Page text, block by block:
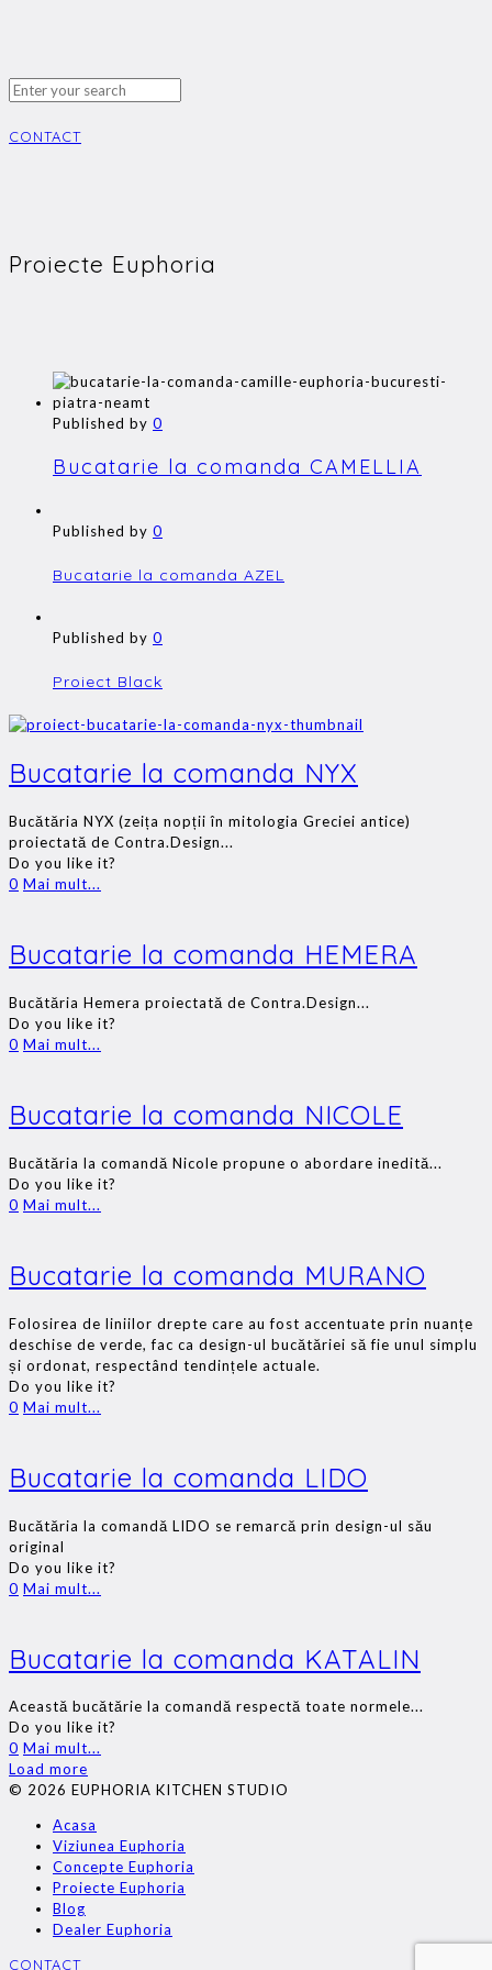
CONTACT
Proiecte Euphoria
Published by 0
Bucatarie la comanda CAMELLIA
Published by 0
Bucatarie la comanda AZEL
Published by 0
Proiect Black
Bucatarie la comanda NYX
Bucătăria NYX (zeița nopții în mitologia Greciei antice)
proiectată de Contra.Design...
Do you like it?
0 Mai mult...
Bucatarie la comanda HEMERA
Bucătăria Hemera proiectată de Contra.Design...
Do you like it?
0 Mai mult...
Bucatarie la comanda NICOLE
Bucătăria la comandă Nicole propune o abordare inedită...
Do you like it?
0 Mai mult...
Bucatarie la comanda MURANO
Folosirea de liniilor drepte care au fost accentuate prin nuanțe
deschise de verde, fac ca design-ul bucătăriei să fie unul simplu
și ordonat, respectând tendințele actuale.
Do you like it?
0 Mai mult...
Bucatarie la comanda LIDO
Bucătăria la comandă LIDO se remarcă prin design-ul său
original
Do you like it?
0 Mai mult...
Bucatarie la comanda KATALIN
Această bucătărie la comandă respectă toate normele...
Do you like it?
0 Mai mult...
Load more
© 2026 EUPHORIA KITCHEN STUDIO
Acasa
Viziunea Euphoria
Concepte Euphoria
Proiecte Euphoria
Blog
Dealer Euphoria
CONTACT